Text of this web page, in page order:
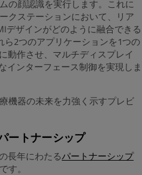
の顔認識を実行します。これに
クステーションにおいて、リア
デザインがどのように融合できる
ら2つのアプリケーションを1つの
動作させ、マルチディスプレイ
インターフェース制御を実現しま
機器の未来を力強く示すプレビ
ートナーシップ
長年にわたるパートナーシップ
す。